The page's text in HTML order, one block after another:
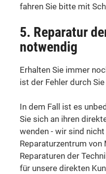
fahren Sie bitte mit
5. Reparatur
notwendig
Erhalten Sie immer
ist der Fehler durch
In dem Fall ist es
Sie sich an ihren
wenden - wir sind
Reparaturzentrum von
Reparaturen der
für unsere direkten